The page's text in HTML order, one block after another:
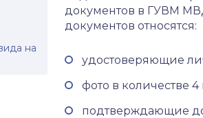
на
документов в ГУВМ
документов относятся:
удостоверяющие
фото в количестве 4
подтверждающие